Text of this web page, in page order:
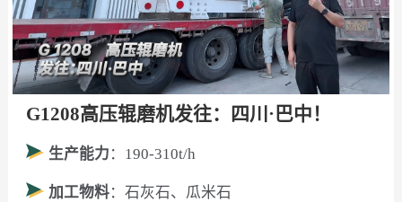
G1208高压辊磨机发往：四川·巴中！
生产能力 ：190-310t/h
加工物料：石灰石、瓜米石